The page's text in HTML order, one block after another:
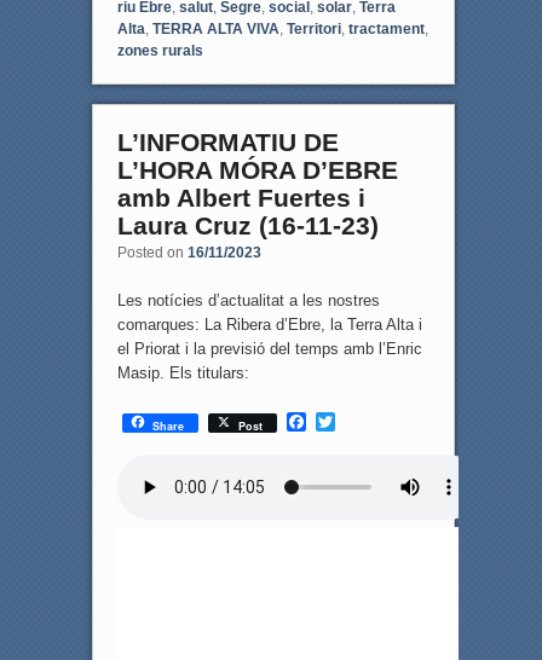
riu Ebre, salut, Segre, social, solar, Terra
Alta TERRA ALTA VIVA Territori, tractament,
zones rurals
L’INFORMATIU DE
L’HORA MÓRA D’EBRE
amb Albert Fuertes i
Laura Cruz (16-11-23)
Posted on 16/11/2023
Les notícies d’actualitat a les nostres
comarques: La Ribera d’Ebre, la Terra Alta i
el Priorat i la previsió del temps amb l’Enric
Masip. Els titulars:
Share Post
F
T